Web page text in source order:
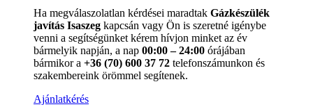
Ha megválaszolatlan kérdései maradtak Gázkészülék
javítás Isaszeg kapcsán vagy Ön is szeretné igénybe
venni a segítségünket kérem hívjon minket az év
bármelyik napján, a nap 00:00 – 24:00 órájában
bármikor a +36 (70) 600 37 72 telefonszámunkon és
szakembereink örömmel segítenek.
Ajánlatkérés